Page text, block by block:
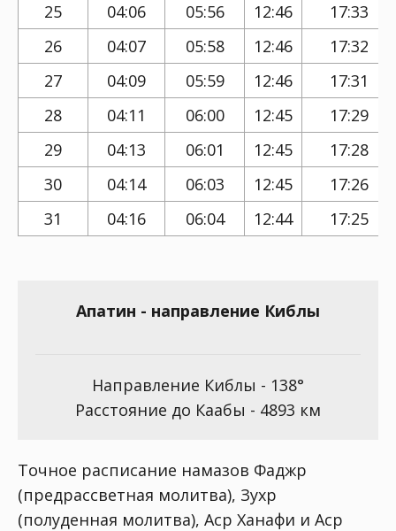
25 04:06 05:56 12:46
17:33
26
04:07 05:58 12:46
17:32
27
04:09 05:59 12:46
17:31
28
04:11 06:00 12:45
17:29
29
04:13 06:01 12:45
17:28
30
04:14 06:03 12:45
17:26
31
04:16 06:04 12:44 17:25
Апатин - направление Киблы
Направление Киблы - 138°
Расстояние до Каабы - 4893 км
Точное расписание намазов Фаджр
(предрассветная молитва), Зухр
(полуденная молитва), Аср Ханафи и Аср